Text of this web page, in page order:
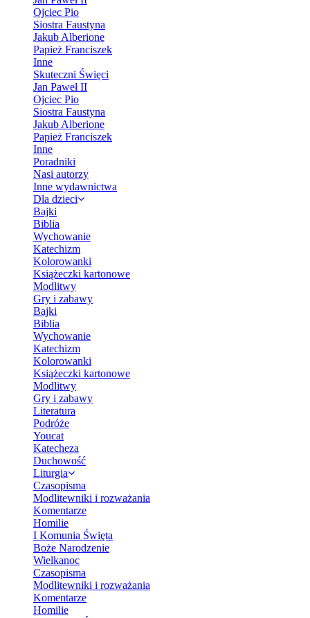
Ojciec Pio
Siostra Faustyna
Jakub Alberione
Papież Franciszek
Inne
Skuteczni Święci
Jan Paweł II
Ojciec Pio
Siostra Faustyna
Jakub Alberione
Papież Franciszek
Inne
Poradniki
Nasi autorzy
Inne wydawnictwa
Dla dzieci
Bajki
Biblia
Wychowanie
Katechizm
Kolorowanki
Książeczki kartonowe
Modlitwy
Gry i zabawy
Bajki
Biblia
Wychowanie
Katechizm
Kolorowanki
Książeczki kartonowe
Modlitwy
Gry i zabawy
Literatura
Podróże
Youcat
Katecheza
Duchowość
Liturgia
Czasopisma
Modlitewniki i rozważania
Komentarze
Homilie
I Komunia Święta
Boże Narodzenie
Wielkanoc
Czasopisma
Modlitewniki i rozważania
Komentarze
Homilie